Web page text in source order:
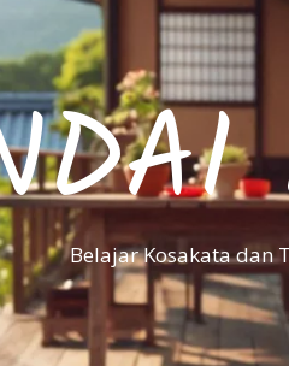
Belajar Kosakata dan